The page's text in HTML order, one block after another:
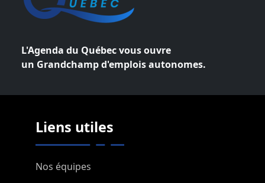
L'Agenda du Québec vous ouvre
un Grandchamp d'emplois autonomes.
Liens utiles
Nos équipes